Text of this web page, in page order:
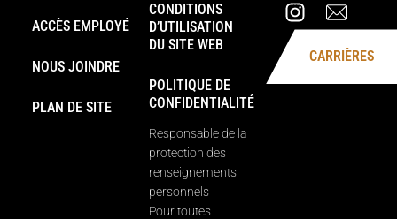
ACCÈS EMPLOYÉ
NOUS JOINDRE
PLAN DE SITE
CONDITIONS
D’UTILISATION
DU SITE WEB
POLITIQUE DE
CONFIDENTIALITÉ
Responsable de la
protection des
renseignements
personnels
Pour toutes
CARRIÈRES